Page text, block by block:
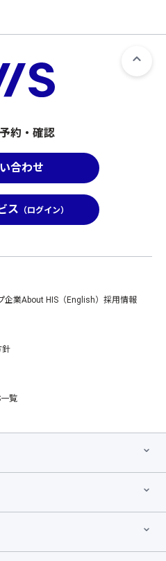
約・確認
合わせ
ス （ログイン）
企業About HIS（English） 採用情報
針
覧